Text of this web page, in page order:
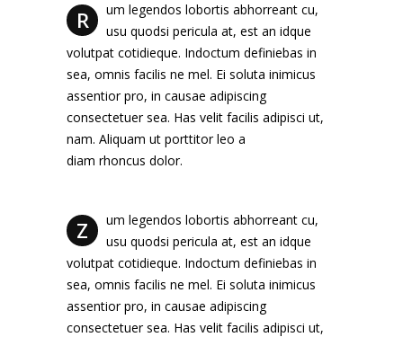
R
um legendos lobortis abhorreant cu,
usu quodsi pericula at, est an idque
volutpat cotidieque. Indoctum definiebas in
sea, omnis facilis ne mel. Ei soluta inimicus
assentior pro, in causae adipiscing
consectetuer sea. Has velit facilis adipisci ut,
nam. Aliquam ut porttitor leo a
diam rhoncus dolor.
Z
um legendos lobortis abhorreant cu,
usu quodsi pericula at, est an idque
volutpat cotidieque. Indoctum definiebas in
sea, omnis facilis ne mel. Ei soluta inimicus
assentior pro, in causae adipiscing
consectetuer sea. Has velit facilis adipisci ut,